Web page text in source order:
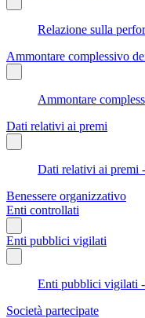
Relazione sulla
Ammontare complessivo
Ammontare
Dati relativi ai premi
Dati relativi ai premi
Benessere organizzativo
Enti controllati
Enti pubblici vigilati
Enti pubblici vigilati
Società partecipate